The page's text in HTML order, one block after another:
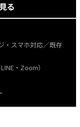
る
・スマホ対応／既存
・Zoom）